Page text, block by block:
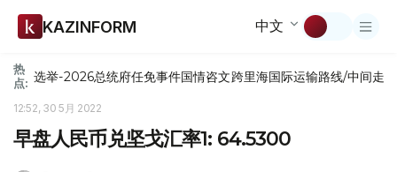
KAZINFORM 中文
热
点: 选举-2026总统府任免事件国情咨文跨里海国际运输路线/中间走廊
12:52, 30 5月 2022
早盘人民币兑坚戈汇率1: 64.5300